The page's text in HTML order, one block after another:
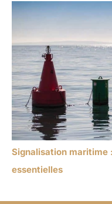
Signalisation maritime
essentielles